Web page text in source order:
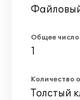
Общее
1
Количество
Толстый